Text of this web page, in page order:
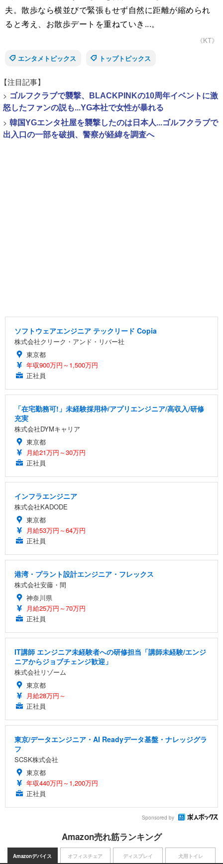
夫。散歩なら横並びで緊張もせず自然に距離が縮められ
ると考え、お散歩デートを重ねていき...。
《KT》
エンタメトピックス
トップトピックス
【注目記事】
> ゴルフクラブで襲撃、BLACKPINKの10周年イベントに激
怒したファンの説も...YG本社で女性が暴れる
> 韓国YGエンタ社屋を襲撃したのは日本人...ゴルフクラブで
出入口の一部を破損、警察が経緯を調査へ
ソフトウェアエンジニア テックリード Copia
株式会社クリーク・アンド・リバー社
東京都
年収900万円～1,500万円
正社員
「在宅勤務可!」未経験採用枠/アプリエンジニア/高収入/研修
充実
株式会社DYMキャリア
東京都
月給21万円～30万円
正社員
インフラエンジニア
株式会社KADODE
東京都
月給53万円～64万円
正社員
港湾・プラント設計エンジニア・フレックス
株式会社安藤・間
神奈川県
月給25万円～70万円
正社員
IT講師 エンジニア未経験者への研修担当「講師未経験/エンジ
ニアからジョブチェンジ歓迎」
株式会社リゾーム
東京都
月給28万円～
正社員
東京/データエンジニア・AI Readyデータ基盤・ナレッジグラ
フ
SCSK株式会社
東京都
年収440万円～1,200万円
正社員
Sponsored by
Amazon売れ筋ランキング
Amazonデバイス オフィスチェア ディスプレイ 犬用トイレ